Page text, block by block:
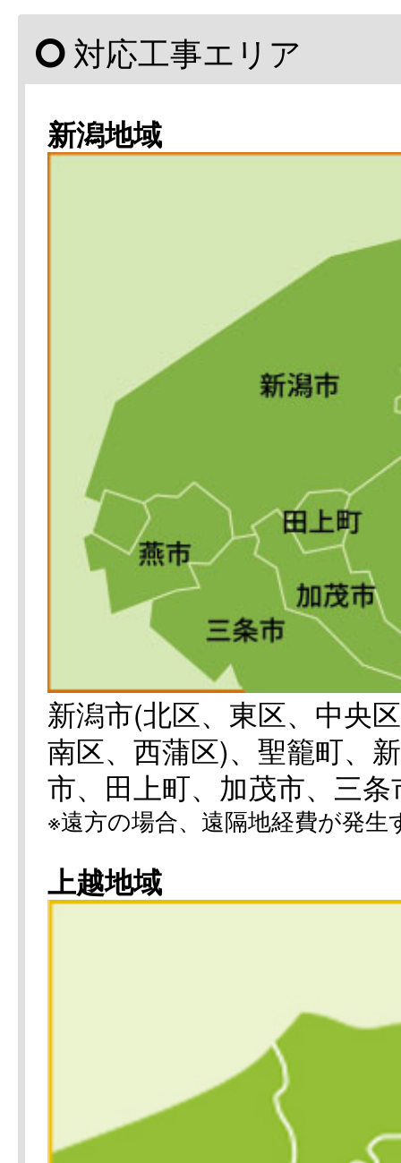
対応工事エリア
新潟地域
新潟市(北区、東区、中央
南区、西蒲区)、聖籠町、
市、田上町、加茂市、三
※遠方の場合、遠隔地経費が発
上越地域